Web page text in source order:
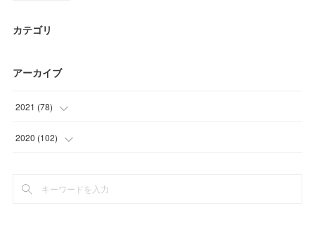
カテゴリ
アーカイブ
2021 (78)
(12
(
2020 (102)
(